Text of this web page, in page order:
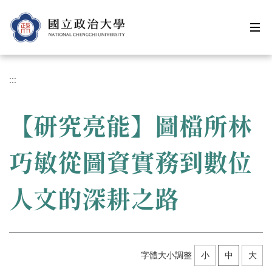
到
主
內
區
:::
【研究亮能】圖檔所林
巧敏從圖資實務到數位
人文的深耕之路
字體大小調整 小 中 大